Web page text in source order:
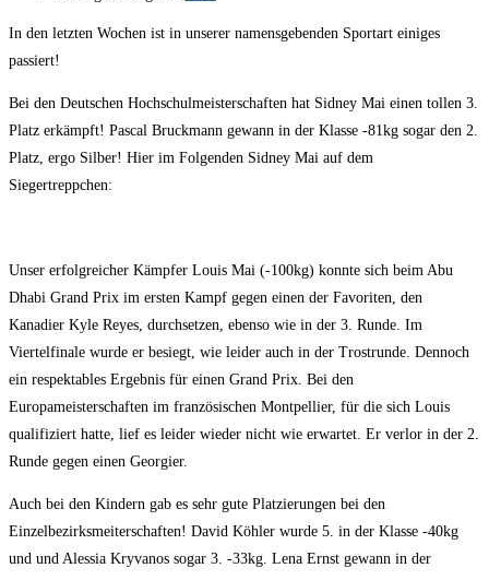
In den letzten Wochen ist in unserer namensgebenden Sportart einiges
passiert!
Bei den Deutschen Hochschulmeisterschaften hat Sidney Mai einen tollen 3.
Platz erkämpft! Pascal Bruckmann gewann in der Klasse -81kg sogar den 2.
Platz, ergo Silber! Hier im Folgenden Sidney Mai auf dem
Siegertreppchen:
Unser erfolgreicher Kämpfer Louis Mai (-100kg) konnte sich beim Abu
Dhabi Grand Prix im ersten Kampf gegen einen der Favoriten, den
Kanadier Kyle Reyes, durchsetzen, ebenso wie in der 3. Runde. Im
Viertelfinale wurde er besiegt, wie leider auch in der Trostrunde. Dennoch
ein respektables Ergebnis für einen Grand Prix. Bei den
Europameisterschaften im französischen Montpellier, für die sich Louis
qualifiziert hatte, lief es leider wieder nicht wie erwartet. Er verlor in der 2.
Runde gegen einen Georgier.
Auch bei den Kindern gab es sehr gute Platzierungen bei den
Einzelbezirksmeiterschaften! David Köhler wurde 5. in der Klasse -40kg
und und Alessia Kryvanos sogar 3. -33kg. Lena Ernst gewann in der